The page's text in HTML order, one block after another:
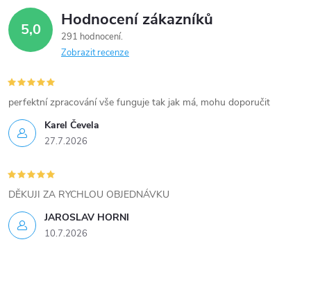
i
s
u
5,0 Hodnocení zákazníků
291 hodnocení
Zobrazit recenze
Karel Čevela
27.7.2026
perfektní zpracování vše funguje tak jak má, mohu doporučit
JAROSLAV HORNI
10.7.2026
DĚKUJI ZA RYCHLOU OBJEDNÁVKU